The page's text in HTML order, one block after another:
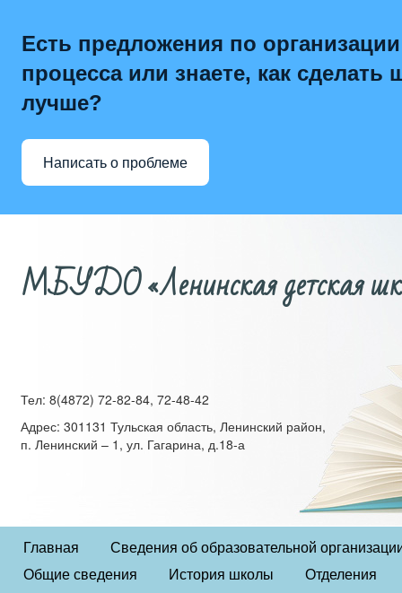
Есть предложения по
процесса или знаете, как сделать
лучше?
Написать о проблеме
МБУДО «Ленинская детская
Тел: 8(4872) 72-82-84, 72-48-42
Адрес: 301131 Тульская область, Ленинский район,
п. Ленинский – 1, ул. Гагарина, д.18-а
Главная
Сведения об образовательной
Общие сведения
История школы
Отделения